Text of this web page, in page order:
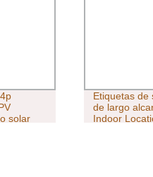
solar
Etiquetas de
de largo
Indoor